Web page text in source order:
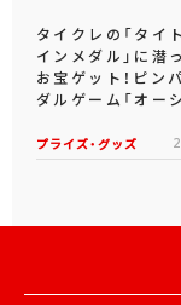
タイクレの「タイ
インメダル」に潜
お宝ゲット！ピン
ダルゲーム「オー
プライズ・グッズ